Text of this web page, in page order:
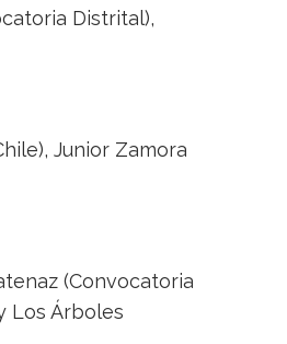
Distrital),
Junior Zamora
(Convocatoria
Los Árboles